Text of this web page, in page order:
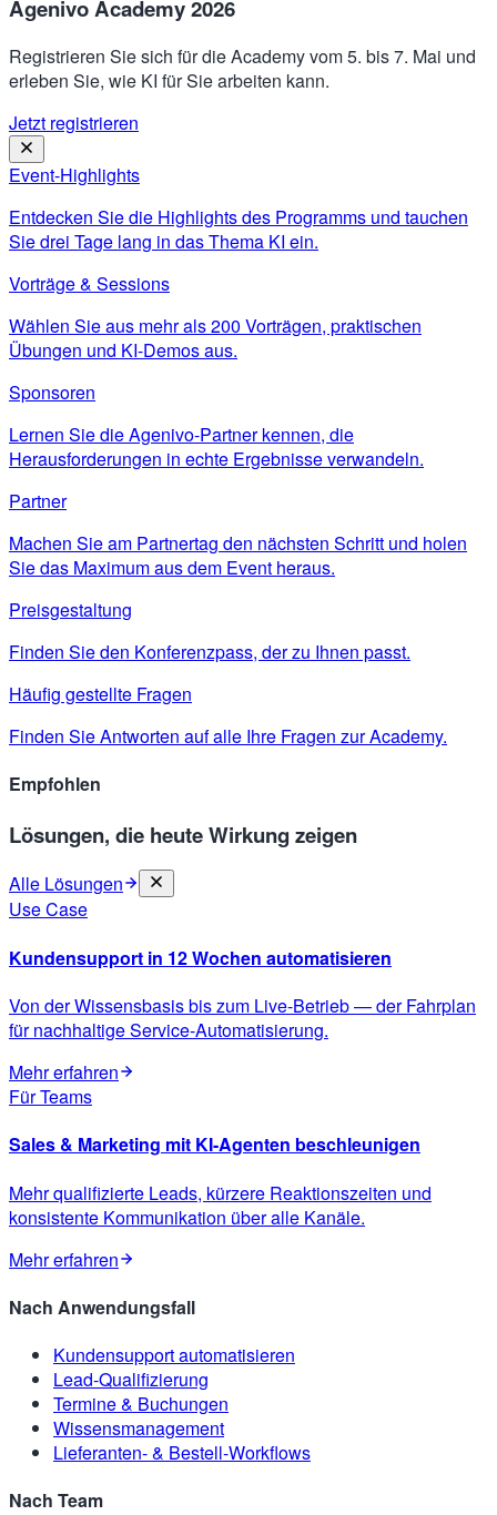
Agenivo Academy 2026
Registrieren Sie sich für die Academy vom 5. bis 7. Mai und
erleben Sie, wie KI für Sie arbeiten kann.
Jetzt registrieren
Event-Highlights
Entdecken Sie die Highlights des Programms und tauchen
Sie drei Tage lang in das Thema KI ein.
Vorträge & Sessions
Wählen Sie aus mehr als 200 Vorträgen, praktischen
Übungen und KI-Demos aus.
Sponsoren
Lernen Sie die Agenivo-Partner kennen, die
Herausforderungen in echte Ergebnisse verwandeln.
Partner
Machen Sie am Partnertag den nächsten Schritt und holen
Sie das Maximum aus dem Event heraus.
Preisgestaltung
Finden Sie den Konferenzpass, der zu Ihnen passt.
Häufig gestellte Fragen
Finden Sie Antworten auf alle Ihre Fragen zur Academy.
Empfohlen
Lösungen, die heute Wirkung zeigen
Alle Lösungen
Use Case
Kundensupport in 12 Wochen automatisieren
Von der Wissensbasis bis zum Live-Betrieb — der Fahrplan
für nachhaltige Service-Automatisierung.
Mehr erfahren
Für Teams
Sales & Marketing mit KI-Agenten beschleunigen
Mehr qualifizierte Leads, kürzere Reaktionszeiten und
konsistente Kommunikation über alle Kanäle.
Mehr erfahren
Nach Anwendungsfall
Kundensupport automatisieren
Lead-Qualifizierung
Termine & Buchungen
Wissensmanagement
Lieferanten- & Bestell-Workflows
Nach Team